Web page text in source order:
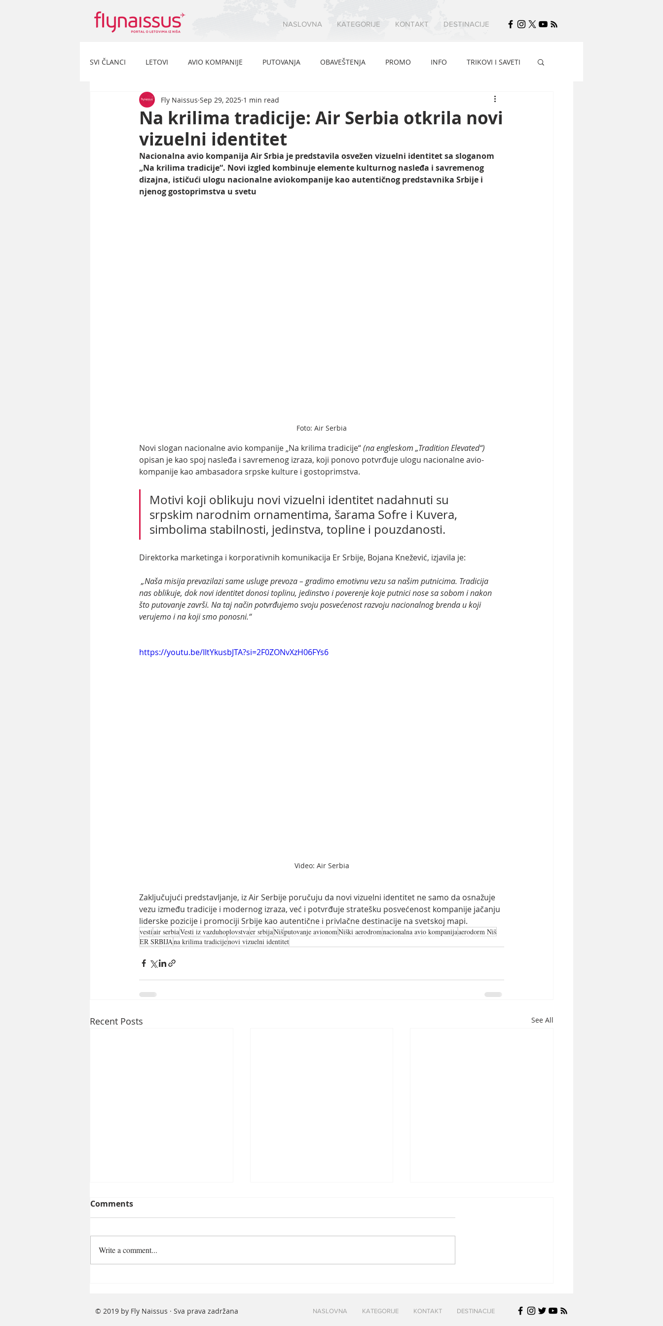
NASLOVNA KATEGORIJE KONTAKT DESTINACIJE
SVI ČLANCI LETOVI AVIO KOMPANIJE PUTOVANJA OBAVEŠTENJA PROMO INFO TRIKOVI I SAVETI
Na krilima tradicije: Air Serbia otkrila novi
vizuelni identitet
Fly Naissus Sep 29, 2025 1 min read
Nacionalna avio kompanija Air Srbia je predstavila osvežen vizuelni identitet sa sloganom
„Na krilima tradicije“. Novi izgled kombinuje elemente kulturnog nasleđa i savremenog
dizajna, ističući ulogu nacionalne aviokompanije kao autentičnog predstavnika Srbije i
njenog gostoprimstva u svetu
Foto: Air Serbia
Novi slogan nacionalne avio kompanije „Na krilima tradicije“ (na engleskom „Tradition Elevated“)
opisan je kao spoj nasleđa i savremenog izraza, koji ponovo potvrđuje ulogu nacionalne avio-
kompanije kao ambasadora srpske kulture i gostoprimstva.
Motivi koji oblikuju novi vizuelni identitet nadahnuti su
srpskim narodnim ornamentima, šarama Sofre i Kuvera,
simbolima stabilnosti, jedinstva, topline i pouzdanosti.
Direktorka marketinga i korporativnih komunikacija Er Srbije, Bojana Knežević, izjavila je:
nas oblikuje, dok novi identitet donosi toplinu, jedinstvo i poverenje koje putnici nose sa sobom i nakon
što putovanje završi. Na taj način potvrđujemo svoju posvećenost razvoju nacionalnog brenda u koji
verujemo i na koji smo ponosni.“
https://youtu.be/IItYkusbJTA?si=2F0ZONvXzH06FYs6
Video: Air Serbia
Zaključujući predstavljanje, iz Air Serbije poručuju da novi vizuelni identitet ne samo da osnažuje
vezu između tradicije i modernog izraza, već i potvrđuje stratešku posvećenost kompanije jačanju
liderske pozicije i promociji Srbije kao autentične i privlačne destinacije na svetskoj mapi.
vestiair serbiaVesti iz vazduhoplovstvaer srbijaNišputovanje avionomNiški aerodromnacionalna avio kompanijaaerodorm Niš
ER SRBIJAna krilima tradicijenovi vizuelni identitet
Recent Posts See All
registrovano blizu 50.000
zbog iskrcavanja
Comments
Write a comment...
© 2019 by Fly Naissus · Sva prava zadržana NASLOVNA KATEGORIJE KONTAKT DESTINACIJE